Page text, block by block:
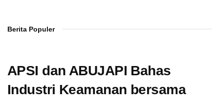
Berita Populer
APSI dan ABUJAPI Bahas
Industri Keamanan bersama